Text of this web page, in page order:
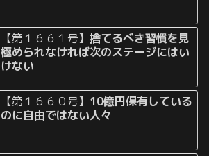
【第１６６１号】捨てるべき習慣を見
極められなければ次のステージにはい
けない
【第１６６０号】 10億円保有している
のに自由ではない人々